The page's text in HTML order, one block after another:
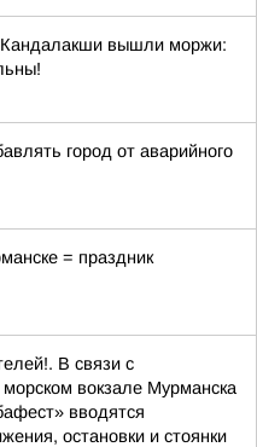
вышли моржи:
город от аварийного
= праздник
В связи с
вокзале Мурманска
вводятся
остановки и стоянки